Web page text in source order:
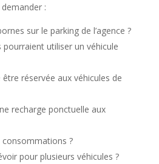
:
sur le parking de l’agence ?
pourraient utiliser un véhicule
réservée aux véhicules de
recharge ponctuelle aux
?
pour plusieurs véhicules ?